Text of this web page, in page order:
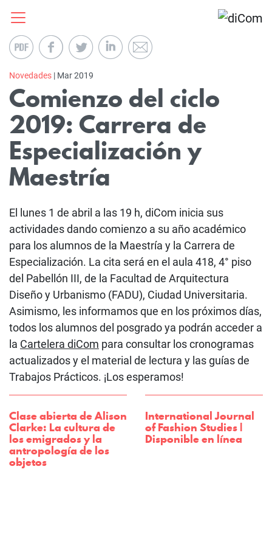
Novedades | Mar 2019
Comienzo del ciclo
2019: Carrera de
Especialización y
Maestría
El lunes 1 de abril a las 19 h, diCom inicia sus
actividades dando comienzo a su año académico
para los alumnos de la Maestría y la Carrera de
Especialización. La cita será en el aula 418, 4° piso
del Pabellón III, de la Facultad de Arquitectura
Diseño y Urbanismo (FADU), Ciudad Universitaria.
Asimismo, les informamos que en los próximos días,
todos los alumnos del posgrado ya podrán acceder a
la Cartelera diCom para consultar los cronogramas
actualizados y el material de lectura y las guías de
Trabajos Prácticos. ¡Los esperamos!
Clase abierta de Alison
Clarke: La cultura de
los emigrados y la
antropología de los
objetos
International Journal
of Fashion Studies |
Disponible en línea